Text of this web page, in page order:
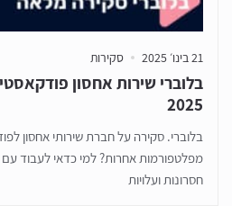
21 בינו׳ 2025 סקירות
בלוברי שירות אחסון
2025
בלוברי. סקירה על חברת שירותי אחסון
מפלטפורמות אחרות? למי כדאי לעבוד עם
חסרונות ועלויות